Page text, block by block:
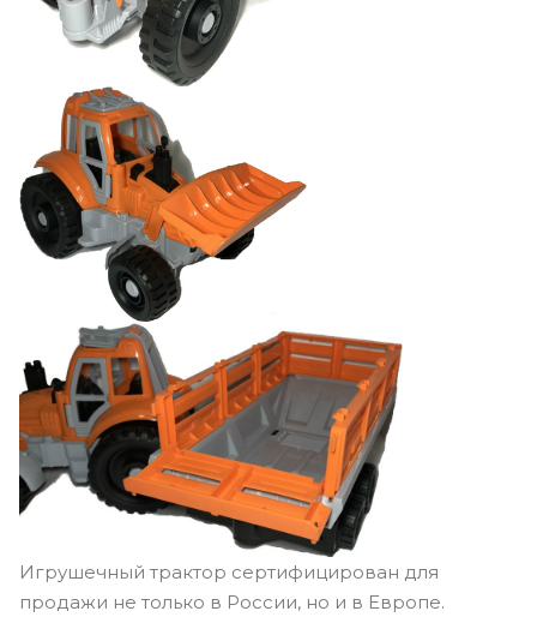
Игрушечный трактор сертифицирован для
продажи не только в России, но и в Европе.